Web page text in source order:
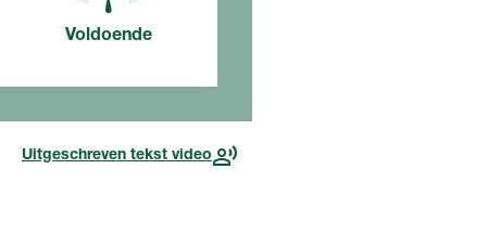
Voldoende
Voor deze opleiding, in dit
Uitgeschreven tekst video